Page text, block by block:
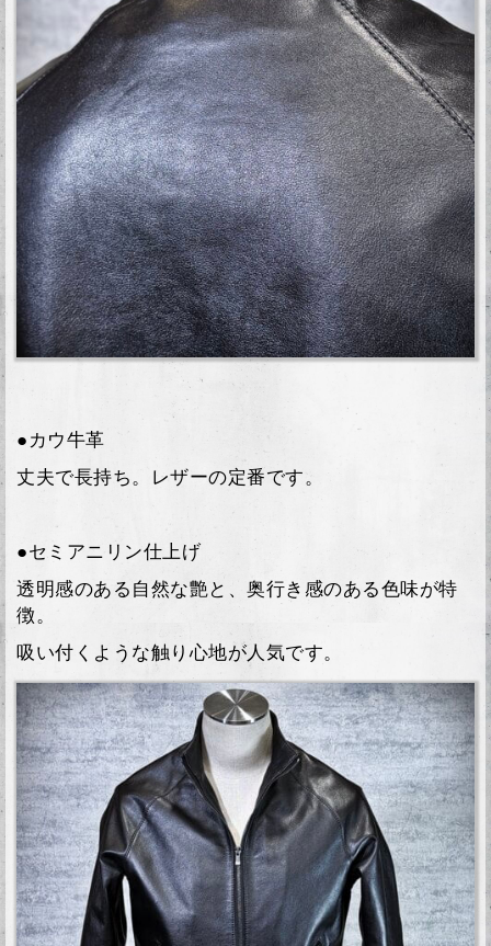
●カウ牛革
丈夫で長持ち。レザーの定番です。
●セミアニリン仕上げ
透明感のある自然な艶と、奥行き感のある色味が特
徴。
吸い付くような触り心地が人気です。